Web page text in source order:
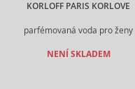
KORLOFF PARIS KORLOVE
parfémovaná voda pro ženy
NENÍ SKLADEM